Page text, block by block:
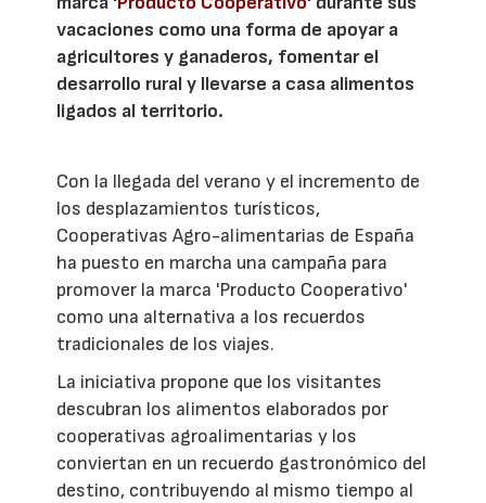
vacaciones como una forma de apoyar a
agricultores y ganaderos, fomentar el
desarrollo rural y llevarse a casa alimentos
ligados al territorio.
Con la llegada del verano y el incremento de
los desplazamientos turísticos,
Cooperativas Agro-alimentarias de España
ha puesto en marcha una campaña para
promover la marca 'Producto Cooperativo'
como una alternativa a los recuerdos
tradicionales de los viajes.
La iniciativa propone que los visitantes
descubran los alimentos elaborados por
cooperativas agroalimentarias y los
conviertan en un recuerdo gastronómico del
destino, contribuyendo al mismo tiempo al